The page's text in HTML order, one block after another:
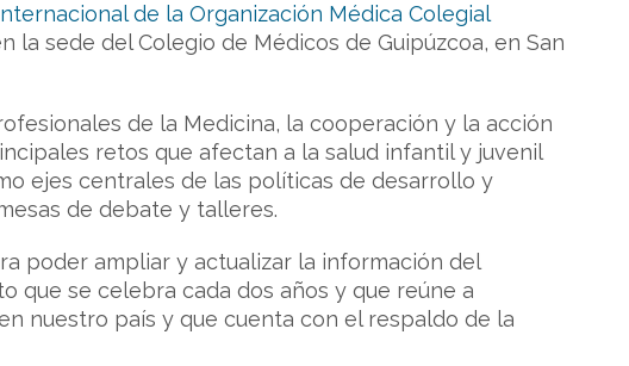
de la Organización Médica Colegial
la sede del Colegio de Médicos de Guipúzcoa, en San
de la Medicina, la cooperación y la acción
retos que afectan a la salud infantil y juvenil
ejes centrales de las políticas de desarrollo y
de debate y talleres.
poder ampliar y actualizar la información del
que se celebra cada dos años y que reúne a
nuestro país y que cuenta con el respaldo de la